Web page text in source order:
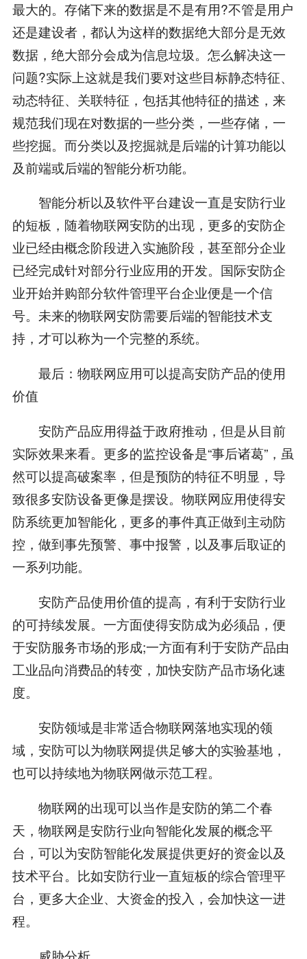
最大的。存储下来的数据是不是有用?不管是用户
还是建设者，都认为这样的数据绝大部分是无效
数据，绝大部分会成为信息垃圾。怎么解决这一
问题?实际上这就是我们要对这些目标静态特征、
动态特征、关联特征，包括其他特征的描述，来
规范我们现在对数据的一些分类，一些存储，一
些挖掘。而分类以及挖掘就是后端的计算功能以
及前端或后端的智能分析功能。
智能分析以及软件平台建设一直是安防行业
的短板，随着物联网安防的出现，更多的安防企
业已经由概念阶段进入实施阶段，甚至部分企业
已经完成针对部分行业应用的开发。国际安防企
业开始并购部分软件管理平台企业便是一个信
号。未来的物联网安防需要后端的智能技术支
持，才可以称为一个完整的系统。
最后：物联网应用可以提高安防产品的使用
价值
安防产品应用得益于政府推动，但是从目前
实际效果来看。更多的监控设备是“事后诸葛”，虽
然可以提高破案率，但是预防的特征不明显，导
致很多安防设备更像是摆设。物联网应用使得安
防系统更加智能化，更多的事件真正做到主动防
控，做到事先预警、事中报警，以及事后取证的
一系列功能。
安防产品使用价值的提高，有利于安防行业
的可持续发展。一方面使得安防成为必须品，便
于安防服务市场的形成;一方面有利于安防产品由
工业品向消费品的转变，加快安防产品市场化速
度。
安防领域是非常适合物联网落地实现的领
域，安防可以为物联网提供足够大的实验基地，
也可以持续地为物联网做示范工程。
物联网的出现可以当作是安防的第二个春
天，物联网是安防行业向智能化发展的概念平
台，可以为安防智能化发展提供更好的资金以及
技术平台。比如安防行业一直短板的综合管理平
台，更多大企业、大资金的投入，会加快这一进
程。
威胁分析